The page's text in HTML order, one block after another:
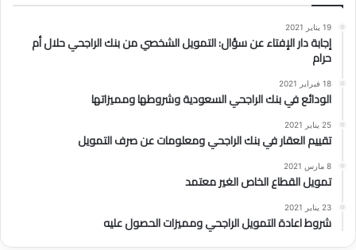
19 يناير 2021
إجابة دار الإفتاء عن سؤال: التمويل الشخصي من بنك الراجحي حلال أم
حرام
18 فبراير 2021
الودائع في بنك الراجحي السعودية وشروطها ومميزاتها
25 يناير 2021
تقييم العقار في بنك الراجحي ومعلومات عن صرف التمويل
8 مارس 2021
تمويل القطاع الخاص الغير معتمد
23 يناير 2021
شروط اعادة التمويل الراجحي ومميزات الحصول عليه